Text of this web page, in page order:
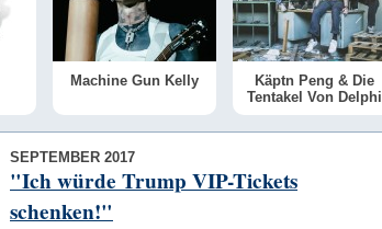
Machine Gun Kelly
Käptn Peng & Die
Tentakel Von Delphi
SEPTEMBER 2017
"Ich würde Trump VIP-Tickets
schenken!"